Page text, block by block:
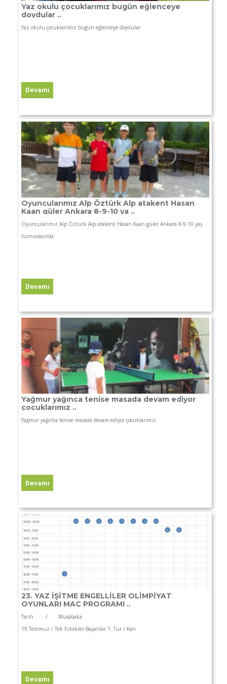
Yaz okulu çocuklarımız bugün eğlenceye
doydular ..
Yaz okulu çocuklarımız bugün eğlenceye doydular
Oyuncularımız Alp Öztürk Alp atakent Hasan
Kaan güler Ankara 8-9-10 ya ..
Oyuncularımız Alp Öztürk Alp atakent Hasan Kaan güler Ankara 8-9-10 yaş
turnuvasında
Yağmur yağınca tenise masada devam ediyor
çocuklarımız ..
Yağmur yağınca tenise masada devam ediyor çocuklarımız
23. YAZ İŞİTME ENGELLİLER OLİMPİYAT
OYUNLARI MAÇ PROGRAMI ..
Tarih / Müsabaka
19 Temmuz / Tek Erkekler-Bayanlar 1. Tur / Karı